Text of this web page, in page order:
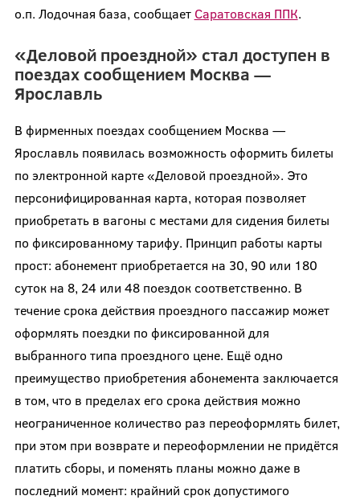
о.п. Лодочная база, сообщает Саратовская ППК.
«Деловой проездной» стал доступен в
поездах сообщением Москва —
Ярославль
В фирменных поездах сообщением Москва —
Ярославль появилась возможность оформить билеты
по электронной карте «Деловой проездной». Это
персонифицированная карта, которая позволяет
приобретать в вагоны с местами для сидения билеты
по фиксированному тарифу. Принцип работы карты
прост: абонемент приобретается на 30, 90 или 180
суток на 8, 24 или 48 поездок соответственно. В
течение срока действия проездного пассажир может
оформлять поездки по фиксированной для
выбранного типа проездного цене. Ещё одно
преимущество приобретения абонемента заключается
в том, что в пределах его срока действия можно
неограниченное количество раз переоформлять билет,
при этом при возврате и переоформлении не придётся
платить сборы, и поменять планы можно даже в
последний момент: крайний срок допустимого